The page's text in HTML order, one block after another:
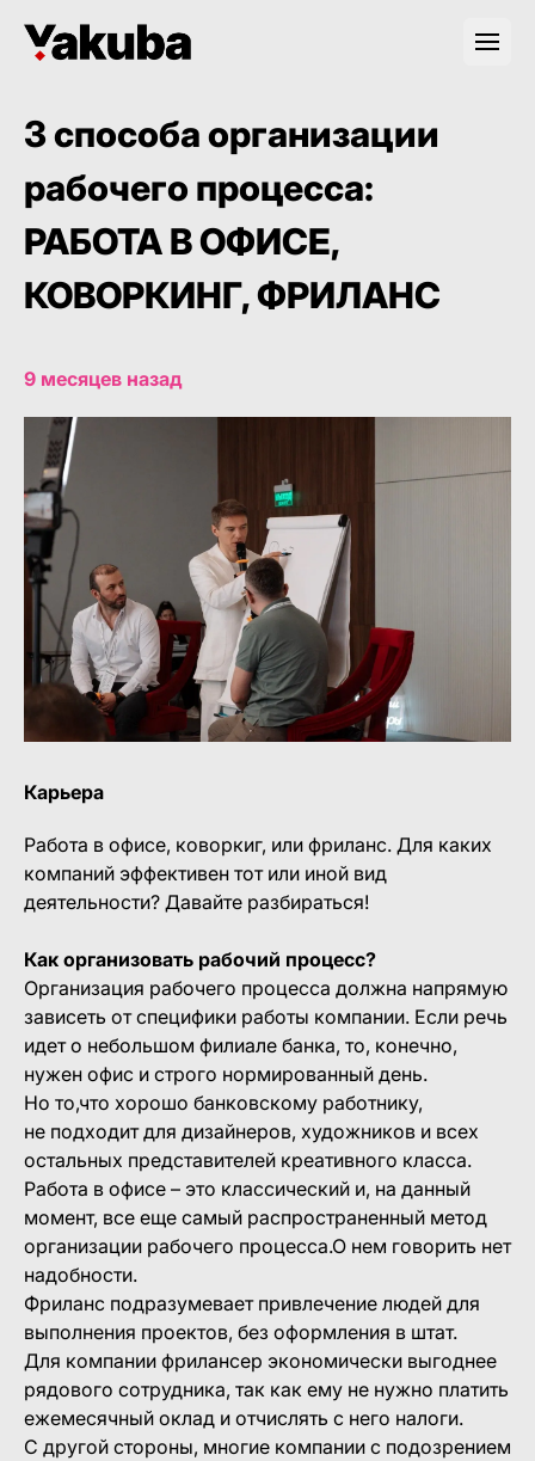
3 способа организации
рабочего процесса:
РАБОТА В ОФИСЕ,
КОВОРКИНГ, ФРИЛАНС
9 месяцев назад
Карьера
Работа в офисе, коворкиг, или фриланс. Для каких
компаний эффективен тот или иной вид
деятельности? Давайте разбираться!
Как организовать рабочий процесс?
Организация рабочего процесса должна напрямую
зависеть от специфики работы компании. Если речь
идет о небольшом филиале банка, то, конечно,
нужен офис и строго нормированный день.
Но то,что хорошо банковскому работнику,
не подходит для дизайнеров, художников и всех
остальных представителей креативного класса.
Работа в офисе – это классический и, на данный
момент, все еще самый распространенный метод
организации рабочего процесса.О нем говорить нет
надобности.
Фриланс подразумевает привлечение людей для
выполнения проектов, без оформления в штат.
Для компании фрилансер экономически выгоднее
рядового сотрудника, так как ему не нужно платить
ежемесячный оклад и отчислять с него налоги.
С другой стороны, многие компании с подозрением